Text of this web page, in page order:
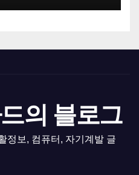
의 블로그
정보, 컴퓨터, 자기계발 글